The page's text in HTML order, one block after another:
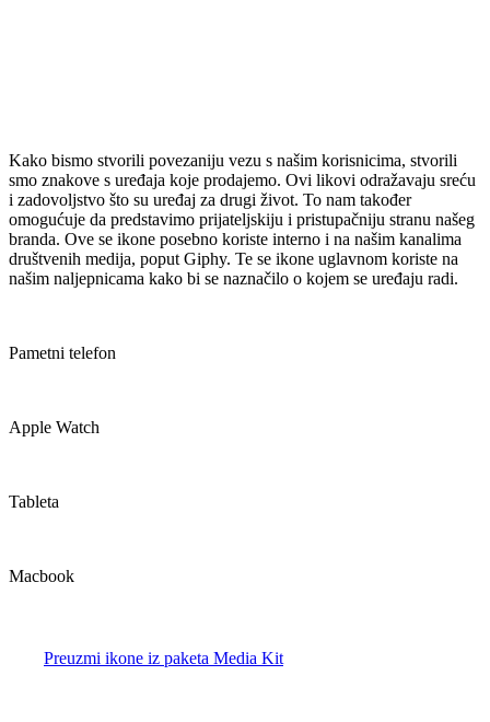
Kako bismo stvorili povezaniju vezu s našim korisnicima, stvorili
smo znakove s uređaja koje prodajemo. Ovi likovi odražavaju sreću
i zadovoljstvo što su uređaj za drugi život. To nam također
omogućuje da predstavimo prijateljskiju i pristupačniju stranu našeg
branda. Ove se ikone posebno koriste interno i na našim kanalima
društvenih medija, poput Giphy. Te se ikone uglavnom koriste na
našim naljepnicama kako bi se naznačilo o kojem se uređaju radi.
Pametni telefon
Apple Watch
Tableta
Macbook
Preuzmi ikone iz paketa Media Kit